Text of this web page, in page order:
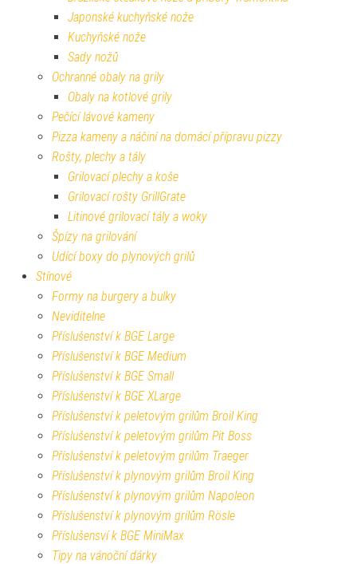
Japonské kuchyňské nože
Kuchyňské nože
Sady nožů
Ochranné obaly na grily
Obaly na kotlové grily
Pečící lávové kameny
Pizza kameny a náčiní na domácí přípravu pizzy
Rošty, plechy a tály
Grilovací plechy a koše
Grilovací rošty GrillGrate
Litinové grilovací tály a woky
Špízy na grilování
Udící boxy do plynových grilů
Stínové
Formy na burgery a bulky
Neviditelne
Příslušenství k BGE Large
Příslušenství k BGE Medium
Příslušenství k BGE Small
Příslušenství k BGE XLarge
Příslušenství k peletovým grilům Broil King
Příslušenství k peletovým grilům Pit Boss
Příslušenství k peletovým grilům Traeger
Příslušenství k plynovým grilům Broil King
Příslušenství k plynovým grilům Napoleon
Příslušenství k plynovým grilům Rösle
Příslušensví k BGE MiniMax
Tipy na vánoční dárky